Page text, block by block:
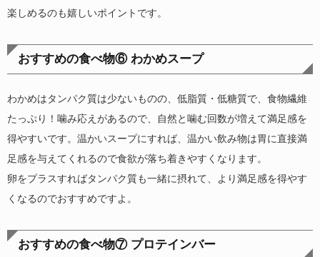
楽しめるのも嬉しいポイントです。
おすすめの食べ物⑥ わかめスープ
わかめはタンパク質は少ないものの、低脂質・低糖質で、食物繊維
たっぷり！噛み応えがあるので、自然と噛む回数が増えて満足感を
得やすいです。温かいスープにすれば、温かい飲み物は胃に直接満
足感を与えてくれるので食欲が落ち着きやすくなります。
卵をプラスすればタンパク質も一緒に摂れて、より満足感を得やす
くなるのでおすすめですよ。
おすすめの食べ物⑦ プロテインバー